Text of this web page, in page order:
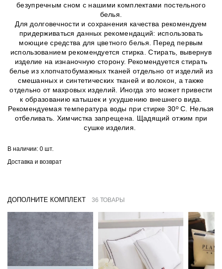
безупречным сном с нашими комплектами постельного
белья.
Для долговечности и сохранения качества рекомендуем
придерживаться данных рекомендаций: использовать
моющие средства для цветного белья. Перед первым
использованием рекомендуется стирка. Стирать, вывернув
изделие на изнаночную сторону. Рекомендуется стирать
белье из хлопчатобумажных тканей отдельно от изделий из
смешанных и синтетических тканей и волокон, а также
отдельно от махровых изделий. Иногда это может привести
к образованию катышек и ухудшению внешнего вида.
Рекомендуемая температура воды при стирке 30º C. Нельзя
отбеливать. Химчистка запрещена. Щадящий отжим при
сушке изделия.
В наличии: 0 шт.
Доставка и возврат
ДОПОЛНИТЕ КОМПЛЕКТ 36 ТОВАРЫ